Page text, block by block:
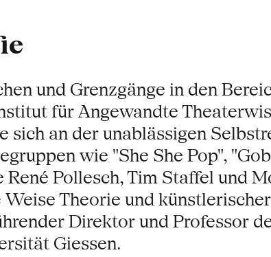
und Grenzgänge in den
für Angewandte
sich an der unablässigen
wie "She She Pop",
René Pollesch, Tim Staffel und
Theorie und
Direktor und Professor
Giessen.